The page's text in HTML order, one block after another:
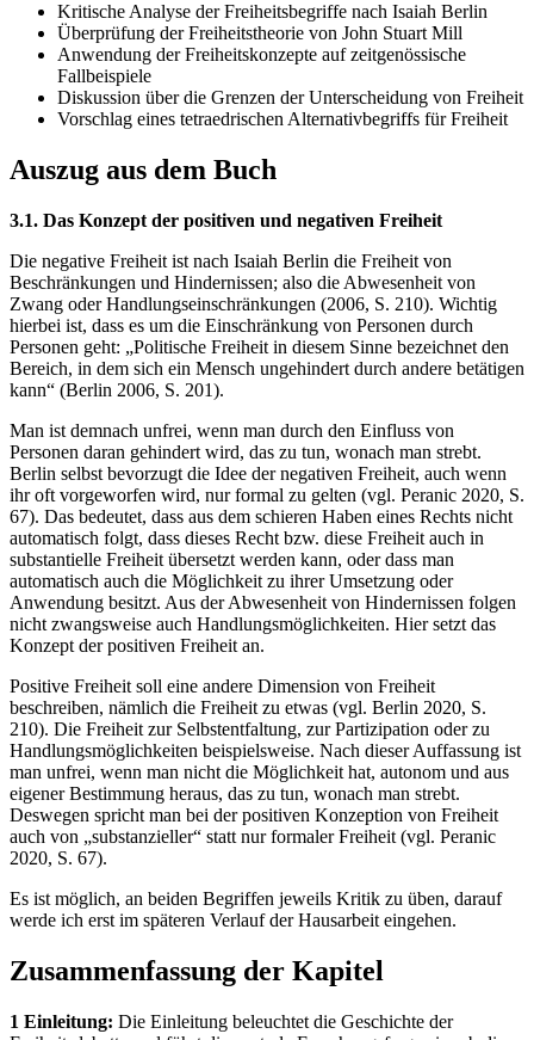
Kritische Analyse der Freiheitsbegriffe nach Isaiah Berlin
Überprüfung der Freiheitstheorie von John Stuart Mill
Anwendung der Freiheitskonzepte auf zeitgenössische
Fallbeispiele
Diskussion über die Grenzen der Unterscheidung von Freiheit
Vorschlag eines tetraedrischen Alternativbegriffs für Freiheit
Auszug aus dem Buch
3.1. Das Konzept der positiven und negativen Freiheit
Die negative Freiheit ist nach Isaiah Berlin die Freiheit von
Beschränkungen und Hindernissen; also die Abwesenheit von
Zwang oder Handlungseinschränkungen (2006, S. 210). Wichtig
hierbei ist, dass es um die Einschränkung von Personen durch
Personen geht: „Politische Freiheit in diesem Sinne bezeichnet den
Bereich, in dem sich ein Mensch ungehindert durch andere betätigen
kann“ (Berlin 2006, S. 201).
Man ist demnach unfrei, wenn man durch den Einfluss von
Personen daran gehindert wird, das zu tun, wonach man strebt.
Berlin selbst bevorzugt die Idee der negativen Freiheit, auch wenn
ihr oft vorgeworfen wird, nur formal zu gelten (vgl. Peranic 2020, S.
67). Das bedeutet, dass aus dem schieren Haben eines Rechts nicht
automatisch folgt, dass dieses Recht bzw. diese Freiheit auch in
substantielle Freiheit übersetzt werden kann, oder dass man
automatisch auch die Möglichkeit zu ihrer Umsetzung oder
Anwendung besitzt. Aus der Abwesenheit von Hindernissen folgen
nicht zwangsweise auch Handlungsmöglichkeiten. Hier setzt das
Konzept der positiven Freiheit an.
Positive Freiheit soll eine andere Dimension von Freiheit
beschreiben, nämlich die Freiheit zu etwas (vgl. Berlin 2020, S.
210). Die Freiheit zur Selbstentfaltung, zur Partizipation oder zu
Handlungsmöglichkeiten beispielsweise. Nach dieser Auffassung ist
man unfrei, wenn man nicht die Möglichkeit hat, autonom und aus
eigener Bestimmung heraus, das zu tun, wonach man strebt.
Deswegen spricht man bei der positiven Konzeption von Freiheit
auch von „substanzieller“ statt nur formaler Freiheit (vgl. Peranic
2020, S. 67).
Es ist möglich, an beiden Begriffen jeweils Kritik zu üben, darauf
werde ich erst im späteren Verlauf der Hausarbeit eingehen.
Zusammenfassung der Kapitel
1 Einleitung: Die Einleitung beleuchtet die Geschichte der